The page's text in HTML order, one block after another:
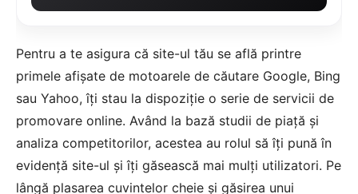
Pentru a te asigura că site-ul tău se află printre
primele afișate de motoarele de căutare Google, Bing
sau Yahoo, îți stau la dispoziție o serie de servicii de
promovare online. Având la bază studii de piață și
analiza competitorilor, acestea au rolul să îți pună în
evidență site-ul și îți găsească mai mulți utilizatori. Pe
lângă plasarea cuvintelor cheie și găsirea unui